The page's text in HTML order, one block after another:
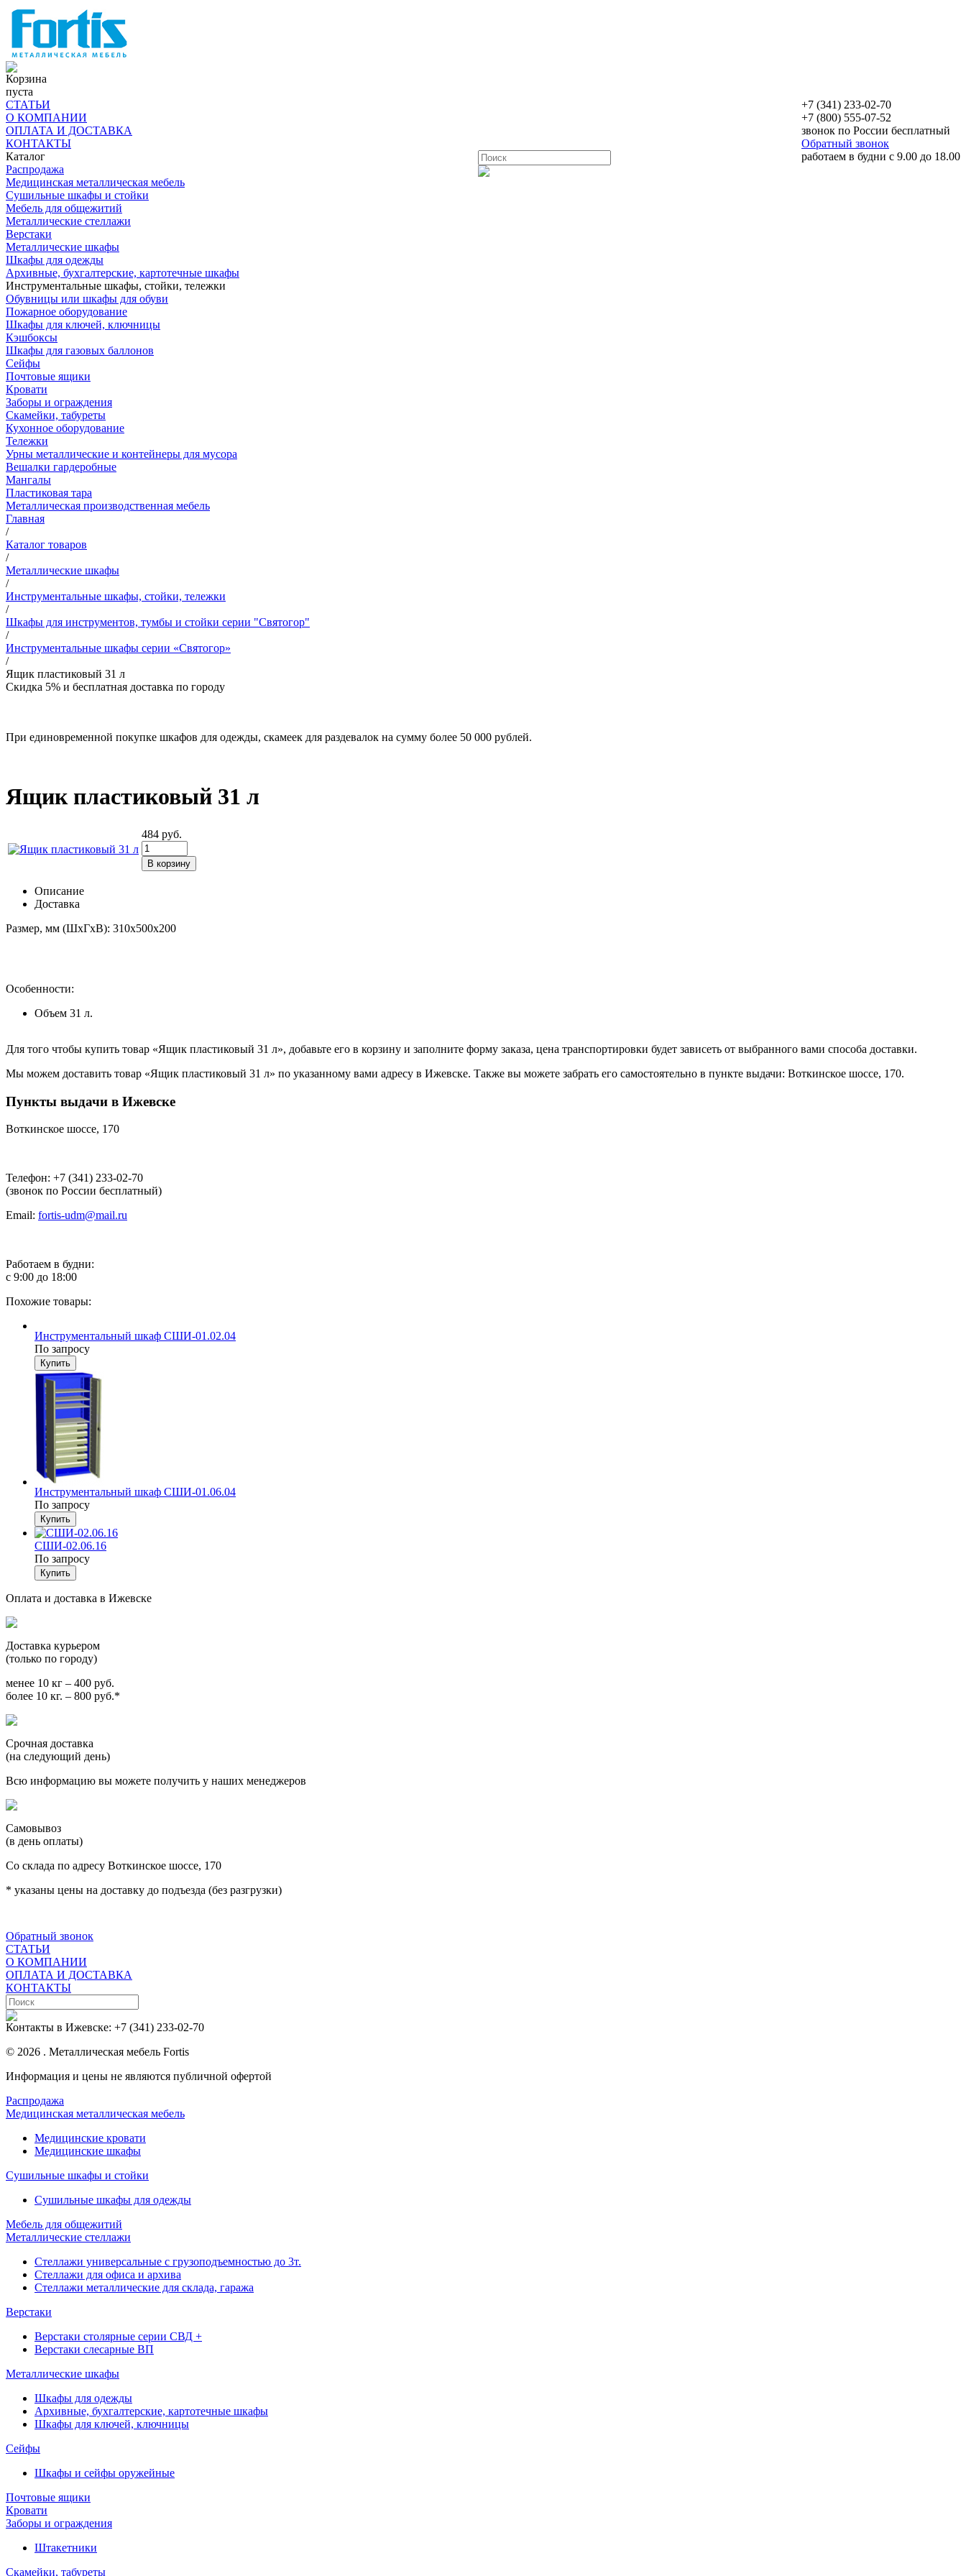
Корзина
пуста
+7 (341) 233-02-70
+7 (800) 555-07-52
звонок по России бесплатный
Обратный звонок
работаем в будни с 9.00 до 18.00
СТАТЬИ
О КОМПАНИИ
ОПЛАТА И ДОСТАВКА
КОНТАКТЫ
Каталог
Распродажа
Медицинская металлическая мебель
Сушильные шкафы и стойки
Мебель для общежитий
Металлические стеллажи
Верстаки
Металлические шкафы
Шкафы для одежды
Архивные, бухгалтерские, картотечные шкафы
Инструментальные шкафы, стойки, тележки
Обувницы или шкафы для обуви
Пожарное оборудование
Шкафы для ключей, ключницы
Кэшбоксы
Шкафы для газовых баллонов
Сейфы
Почтовые ящики
Кровати
Заборы и ограждения
Скамейки, табуреты
Кухонное оборудование
Тележки
Урны металлические и контейнеры для мусора
Вешалки гардеробные
Мангалы
Пластиковая тара
Металлическая производственная мебель
Главная
/
Каталог товаров
/
Металлические шкафы
/
Инструментальные шкафы, стойки, тележки
/
Шкафы для инструментов, тумбы и стойки серии "Святогор"
/
Инструментальные шкафы серии «Святогор»
/
Ящик пластиковый 31 л
Скидка 5% и бесплатная доставка по городу
При единовременной покупке шкафов для одежды, скамеек для раздевалок на сумму более 50 000 рублей.
Ящик пластиковый 31 л
484 руб.
Описание
Доставка
Размер, мм (ШхГхВ): 310х500х200
Особенности:
Объем 31 л.
Для того чтобы купить товар «Ящик пластиковый 31 л», добавьте его в корзину и заполните форму заказа, цена транспортировки будет зависеть от выбранного вами способа доставки.
Мы можем доставить товар «Ящик пластиковый 31 л» по указанному вами адресу в Ижевске. Также вы можете забрать его самостоятельно в пункте выдачи: Воткинское шоссе, 170.
Пункты выдачи в Ижевске
Воткинское шоссе, 170
Телефон: +7 (341) 233-02-70
(звонок по России бесплатный)
Email: fortis-udm@mail.ru
Работаем в будни:
с 9:00 до 18:00
Похожие товары:
Инструментальный шкаф СШИ-01.02.04
По запросу
Инструментальный шкаф СШИ-01.06.04
По запросу
СШИ-02.06.16
По запросу
Оплата и доставка в Ижевске
Доставка курьером
(только по городу)
менее 10 кг – 400 руб.
более 10 кг. – 800 руб.*
Срочная доставка
(на следующий день)
Всю информацию вы можете получить у наших менеджеров
Самовывоз
(в день оплаты)
Со склада по адресу Воткинское шоссе, 170
* указаны цены на доставку до подъезда (без разгрузки)
Обратный звонок
СТАТЬИ
О КОМПАНИИ
ОПЛАТА И ДОСТАВКА
КОНТАКТЫ
Контакты в Ижевске: +7 (341) 233-02-70
© 2026 . Металлическая мебель Fortis
Информация и цены не являются публичной офертой
Распродажа
Медицинская металлическая мебель
Медицинские кровати
Медицинские шкафы
Сушильные шкафы и стойки
Сушильные шкафы для одежды
Мебель для общежитий
Металлические стеллажи
Стеллажи универсальные с грузоподъемностью до 3т.
Стеллажи для офиса и архива
Стеллажи металлические для склада, гаража
Верстаки
Верстаки столярные серии СВД +
Верстаки слесарные ВП
Металлические шкафы
Шкафы для одежды
Архивные, бухгалтерские, картотечные шкафы
Шкафы для ключей, ключницы
Сейфы
Шкафы и сейфы оружейные
Почтовые ящики
Кровати
Заборы и ограждения
Штакетники
Скамейки, табуреты